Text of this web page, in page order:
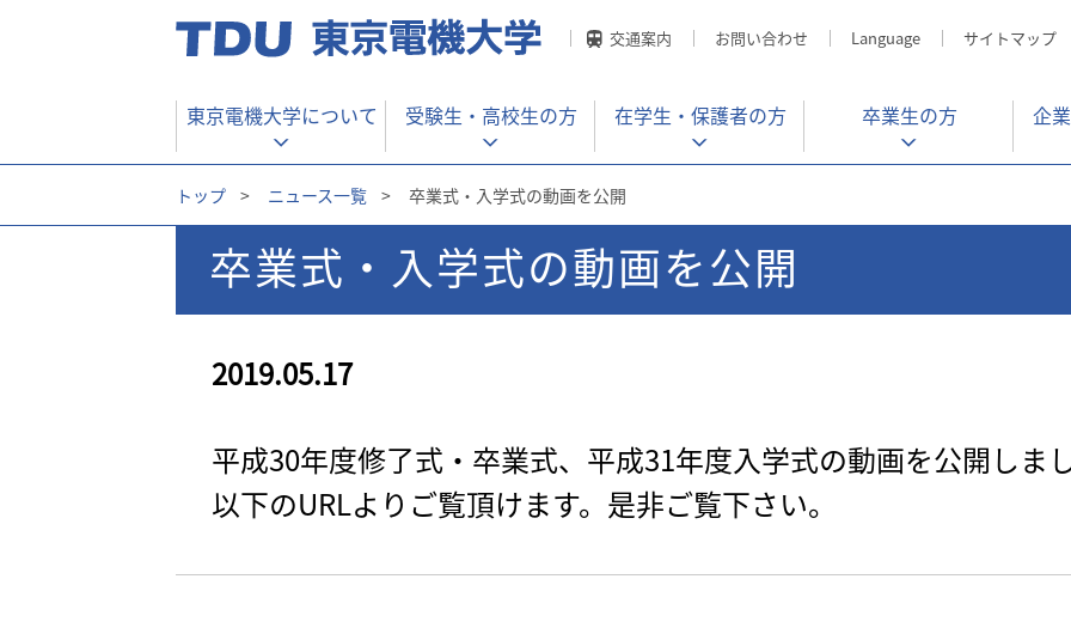
交通案内 お問い合わせ Language サイトマップ
東京電機大学について 受験生・ 高校生の方 在学生・ 保護者の方 卒業生の方 企
トップ > ニュース一覧 > 卒業式・入学式の動画を公開
卒業式・入学式の動画を公開
2019.05.17
平成30年度修了式・卒業式、平成31年度入学式の動画を公開しまし
以下のURLよりご覧頂けます。是非ご覧下さい。